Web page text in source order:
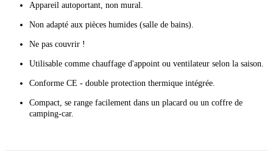
Appareil autoportant, non mural.
Non adapté aux pièces humides (salle de bains).
Ne pas couvrir !
Utilisable comme chauffage d'appoint ou ventilateur selon la saison.
Conforme CE - double protection thermique intégrée.
Compact, se range facilement dans un placard ou un coffre de
camping-car.